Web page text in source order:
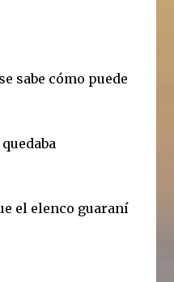
sabe cómo puede
el elenco guaraní